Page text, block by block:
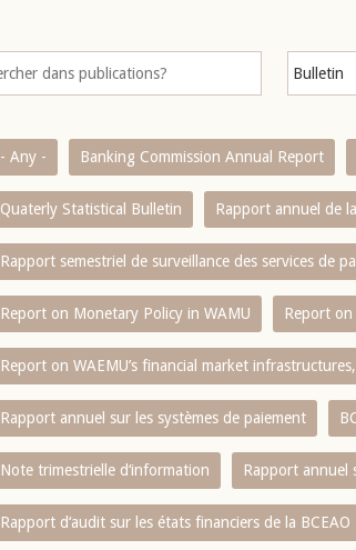
- Any - Banking Commission Annual Report
Quaterly Statistical Bulletin Rapport annuel de
Rapport semestriel de surveillance des services de
Report on Monetary Policy in WAMU Report
Report on WAEMU’s financial market
Rapport annuel sur les systèmes de paiement
Note trimestrielle d‘information Rapport annuel
Rapport d‘audit sur les états financiers de la BCEAO